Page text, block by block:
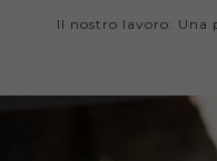
Il nostro lavoro: Una